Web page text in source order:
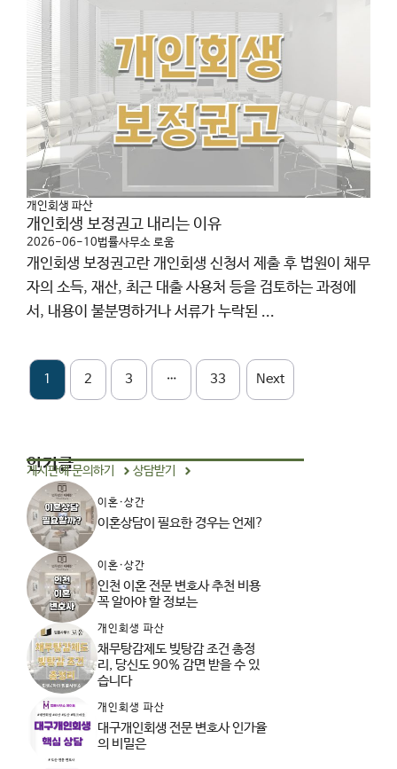
개인회생 파산
개인회생 보정권고 내리는 이유
2026-06-10법률사무소 로움
개인회생 보정권고란 개인회생 신청서 제출 후 법원이 채무
자의 소득, 재산, 최근 대출 사용처 등을 검토하는 과정에
서, 내용이 불분명하거나 서류가 누락된 ...
1 2 3 … 33 Next
인기글
게시판에 문의하기 상담받기
이혼·상간
이혼상담이 필요한 경우는 언제?
이혼·상간
인천 이혼 전문 변호사 추천 비용
꼭 알아야 할 정보는
개인회생 파산
채무탕감제도 빚탕감 조건 총정
리, 당신도 90% 감면 받을 수 있
습니다
개인회생 파산
대구개인회생 전문 변호사 인가율
의 비밀은